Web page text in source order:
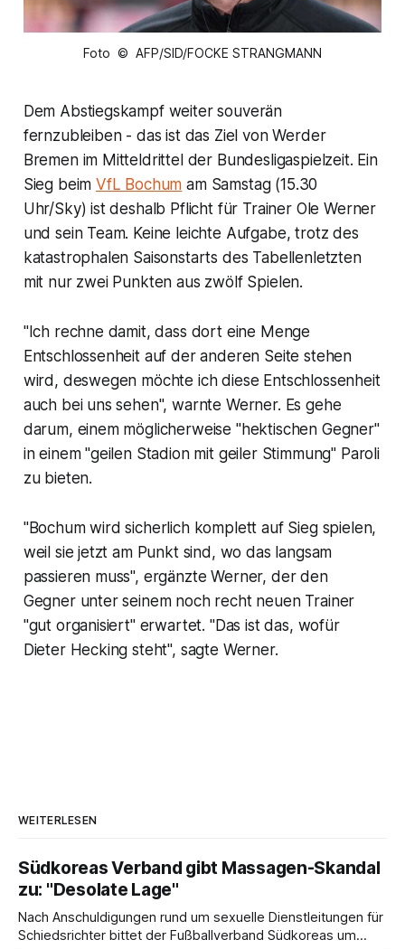
Foto © AFP/SID/FOCKE STRANGMANN
Dem Abstiegskampf weiter souverän
fernzubleiben - das ist das Ziel von Werder
Bremen im Mitteldrittel der Bundesligaspielzeit. Ein
Sieg beimVfL Bochum am Samstag (15.30
Uhr/Sky) ist deshalb Pflicht für Trainer Ole Werner
und sein Team. Keine leichte Aufgabe, trotz des
katastrophalen Saisonstarts des Tabellenletzten
mit nur zwei Punkten aus zwölf Spielen.
"Ich rechne damit, dass dort eine Menge
Entschlossenheit auf der anderen Seite stehen
wird, deswegen möchte ich diese Entschlossenheit
auch bei uns sehen", warnte Werner. Es gehe
darum, einem möglicherweise "hektischen Gegner"
in einem "geilen Stadion mit geiler Stimmung" Paroli
zu bieten.
"Bochum wird sicherlich komplett auf Sieg spielen,
weil sie jetzt am Punkt sind, wo das langsam
passieren muss", ergänzte Werner, der den
Gegner unter seinem noch recht neuen Trainer
"gut organisiert" erwartet. "Das ist das, wofür
Dieter Hecking steht", sagte Werner.
WEITERLESEN
Südkoreas Verband gibt Massagen-Skandal
zu: "Desolate Lage"
Nach Anschuldigungen rund um sexuelle Dienstleitungen für
Schiedsrichter bittet der Fußballverband Südkoreas um